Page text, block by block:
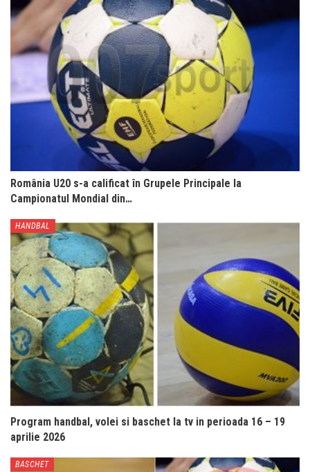
România U20 s-a calificat în Grupele Principale la
Campionatul Mondial din…
HANDBAL
Program handbal, volei si baschet la tv in perioada 16 – 19
aprilie 2026
BASCHET